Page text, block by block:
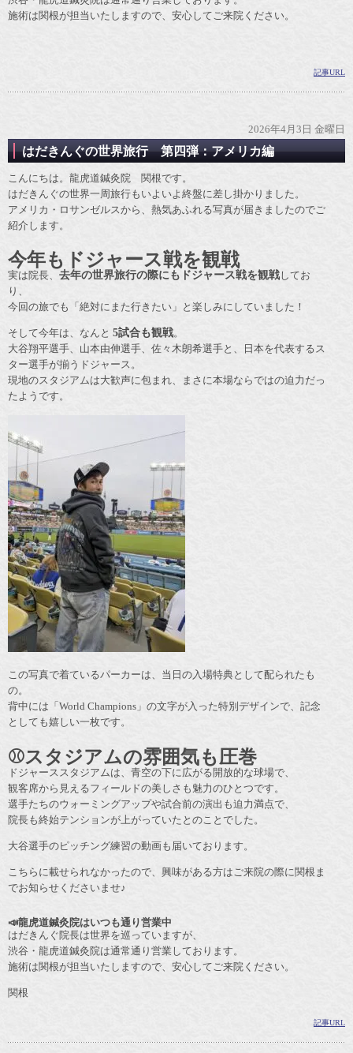
施術は関根が担当いたしますので、安心してご来院ください。
記事URL
2026年4月3日 金曜日
はだきんぐの世界旅行 第四弾：アメリカ編
こんにちは。龍虎道鍼灸院 関根です。
はだきんぐの世界一周旅行もいよいよ終盤に差し掛かりました。
アメリカ・ロサンゼルスから、熱気あふれる写真が届きましたのでご
紹介します。
今年もドジャース戦を観戦
実は院長、 去年の世界旅行の際にもドジャース戦を観戦 してお
り、
今回の旅でも「絶対にまた行きたい」と楽しみにしていました！
そして今年は、なんと 5試合も観戦。
大谷翔平選手、山本由伸選手、佐々木朗希選手と、日本を代表するス
ター選手が揃うドジャース。
現地のスタジアムは大歓声に包まれ、まさに本場ならではの迫力だっ
たようです。
この写真で着ているパーカーは、当日の入場特典として配られたも
の。
背中には「World Champions」の文字が入った特別デザインで、記念
としても嬉しい一枚です。
⚾スタジアムの雰囲気も圧巻
ドジャーススタジアムは、青空の下に広がる開放的な球場で、
観客席から見えるフィールドの美しさも魅力のひとつです。
選手たちのウォーミングアップや試合前の演出も迫力満点で、
院長も終始テンションが上がっていたとのことでした。
大谷選手のピッチング練習の動画も届いております。
こちらに載せられなかったので、興味がある方はご来院の際に関根ま
でお知らせくださいませ♪
📣龍虎道鍼灸院はいつも通り営業中
はだきんぐ院長は世界を巡っていますが、
渋谷・龍虎道鍼灸院は通常通り営業しております。
施術は関根が担当いたしますので、安心してご来院ください。
関根
記事URL